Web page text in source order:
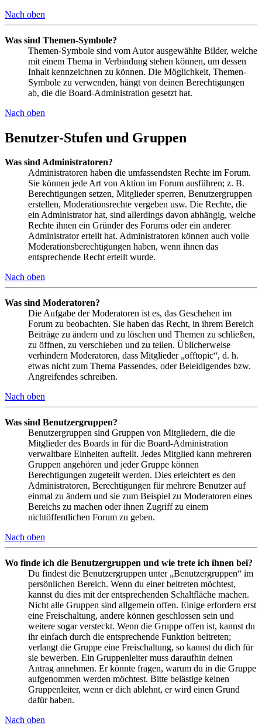
Nach oben
Was sind Themen-Symbole?
Themen-Symbole sind vom Autor ausgewählte Bilder, welche
mit einem Thema in Verbindung stehen können, um dessen
Inhalt kennzeichnen zu können. Die Möglichkeit, Themen-
Symbole zu verwenden, hängt von deinen Berechtigungen
ab, die die Board-Administration gesetzt hat.
Nach oben
Benutzer-Stufen und Gruppen
Was sind Administratoren?
Administratoren haben die umfassendsten Rechte im Forum.
Sie können jede Art von Aktion im Forum ausführen; z. B.
Berechtigungen setzen, Mitglieder sperren, Benutzergruppen
erstellen, Moderationsrechte vergeben usw. Die Rechte, die
ein Administrator hat, sind allerdings davon abhängig, welche
Rechte ihnen ein Gründer des Forums oder ein anderer
Administrator erteilt hat. Administratoren können auch volle
Moderationsberechtigungen haben, wenn ihnen das
entsprechende Recht erteilt wurde.
Nach oben
Was sind Moderatoren?
Die Aufgabe der Moderatoren ist es, das Geschehen im
Forum zu beobachten. Sie haben das Recht, in ihrem Bereich
Beiträge zu ändern und zu löschen und Themen zu schließen,
zu öffnen, zu verschieben und zu teilen. Üblicherweise
verhindern Moderatoren, dass Mitglieder „offtopic“, d. h.
etwas nicht zum Thema Passendes, oder Beleidigendes bzw.
Angreifendes schreiben.
Nach oben
Was sind Benutzergruppen?
Benutzergruppen sind Gruppen von Mitgliedern, die die
Mitglieder des Boards in für die Board-Administration
verwaltbare Einheiten aufteilt. Jedes Mitglied kann mehreren
Gruppen angehören und jeder Gruppe können
Berechtigungen zugeteilt werden. Dies erleichtert es den
Administratoren, Berechtigungen für mehrere Benutzer auf
einmal zu ändern und sie zum Beispiel zu Moderatoren eines
Bereichs zu machen oder ihnen Zugriff zu einem
nichtöffentlichen Forum zu geben.
Nach oben
Wo finde ich die Benutzergruppen und wie trete ich ihnen bei?
Du findest die Benutzergruppen unter „Benutzergruppen“ im
persönlichen Bereich. Wenn du einer beitreten möchtest,
kannst du dies mit der entsprechenden Schaltfläche machen.
Nicht alle Gruppen sind allgemein offen. Einige erfordern erst
eine Freischaltung, andere können geschlossen sein und
weitere sogar versteckt. Wenn die Gruppe offen ist, kannst du
ihr einfach durch die entsprechende Funktion beitreten;
verlangt die Gruppe eine Freischaltung, so kannst du dich für
sie bewerben. Ein Gruppenleiter muss daraufhin deinen
Antrag annehmen. Er könnte fragen, warum du in die Gruppe
aufgenommen werden möchtest. Bitte belästige keinen
Gruppenleiter, wenn er dich ablehnt, er wird einen Grund
dafür haben.
Nach oben